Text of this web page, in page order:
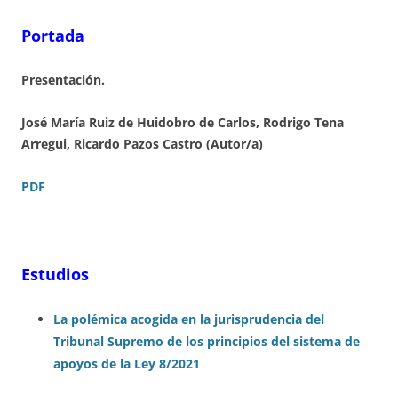
Portada
Presentación.
José María Ruiz de Huidobro de Carlos, Rodrigo Tena
Arregui, Ricardo Pazos Castro (Autor/a)
PDF
Estudios
La polémica acogida en la jurisprudencia del
Tribunal Supremo de los principios del sistema de
apoyos de la Ley 8/2021